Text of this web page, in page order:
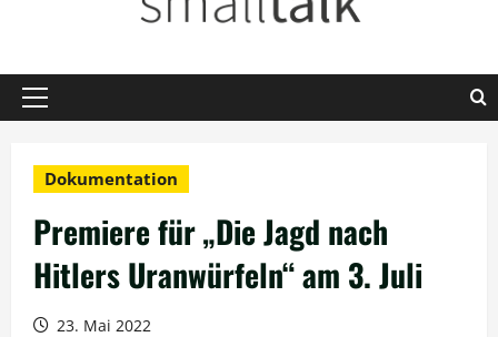
Primäres
Dokumentation
Premiere für „Die Jagd nach
Hitlers Uranwürfeln“ am 3. Juli
23. Mai 2022